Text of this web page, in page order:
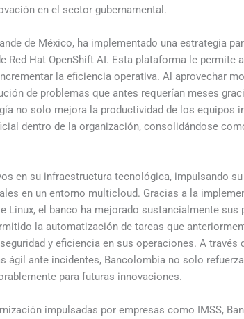
en el sector gubernamental.
de México, ha implementado una estrategia
Hat OpenShift AI. Esta plataforma le permite
la eficiencia operativa. Al aprovechar
de problemas que antes requerían meses
no solo mejora la productividad de los equipos
dentro de la organización, consolidándose
en su infraestructura tecnológica, impulsando su
en un entorno multicloud. Gracias a la
Linux, el banco ha mejorado sustancialmente sus
la automatización de tareas que
y eficiencia en sus operaciones. A través
ágil ante incidentes, Bancolombia no solo
para futuras innovaciones.
impulsadas por empresas como IMSS,